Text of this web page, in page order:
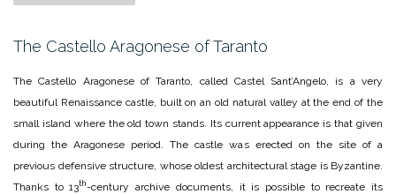
The Castello Aragonese of Taranto
The Castello Aragonese of Taranto, called Castel Sant’Angelo, is a very
beautiful Renaissance castle, built on an old natural valley at the end of the
small island where the old town stands. Its current appearance is that given
during the Aragonese period. The castle was erected on the site of a
previous defensive structure, whose oldest architectural stage is Byzantine.
Thanks to 13th-century archive documents, it is possible to recreate its